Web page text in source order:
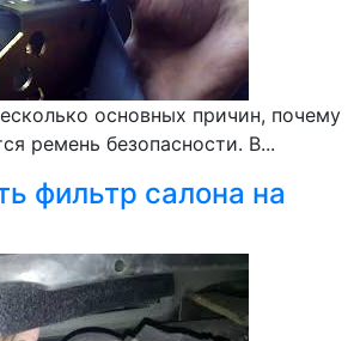
основных причин, почему
ремень безопасности. В...
фильтр салона на